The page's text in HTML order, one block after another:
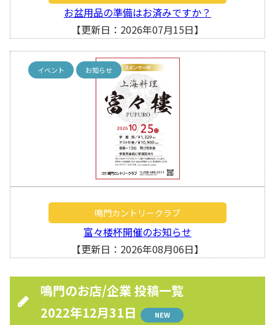
お盆用品の準備はお済みですか？
【更新日：2026年07月15日】
イベント お知らせ
鳴門カントリークラブ
富々楼杯開催のお知らせ
【更新日：2026年08月06日】
鳴門のお店/企業 投稿一覧
2022年12月31日
NEW